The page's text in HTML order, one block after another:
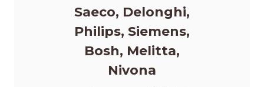
Saeco, Delonghi,
Philips, Siemens,
Bosh, Melitta,
Nivona